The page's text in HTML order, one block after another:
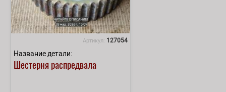
Артикул: 127054
Название детали:
Шестерня распредвала